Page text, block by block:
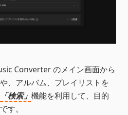
Converter のメイン画面から
、アルバム、プレイリストを
「検索」 機能を利用して、目的
す。